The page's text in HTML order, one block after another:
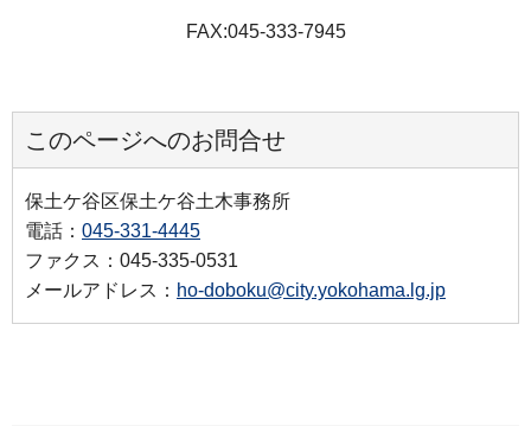
FAX:045-333-7945
このページへのお問合せ
保土ケ谷区保土ケ谷土木事務所
電話： 045-331-4445
ファクス：045-335-0531
メールアドレス： ho-doboku@city.yokohama.lg.jp